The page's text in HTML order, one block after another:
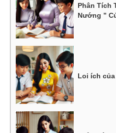
Phân Tích
Nướng ”
Loi ích